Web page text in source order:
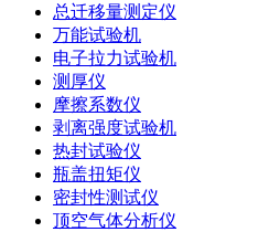
总迁移量测定仪
万能试验机
电子拉力试验机
测厚仪
摩擦系数仪
剥离强度试验机
热封试验仪
瓶盖扭矩仪
密封性测试仪
顶空气体分析仪